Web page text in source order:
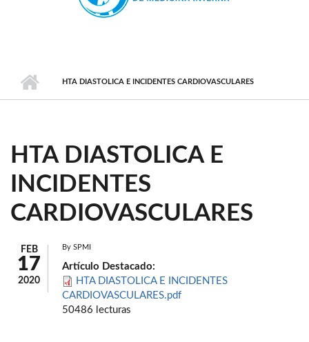
HTA DIASTOLICA E INCIDENTES CARDIOVASCULARES
HTA DIASTOLICA E
INCIDENTES
CARDIOVASCULARES
FEB
17
2020
By SPMI
Artículo Destacado:
HTA DIASTOLICA E INCIDENTES
CARDIOVASCULARES.pdf
50486 lecturas